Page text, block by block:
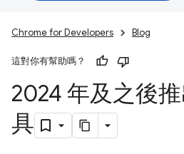
Chrome for Developers Blog
這對你有幫助嗎？
2024 年及之後
具